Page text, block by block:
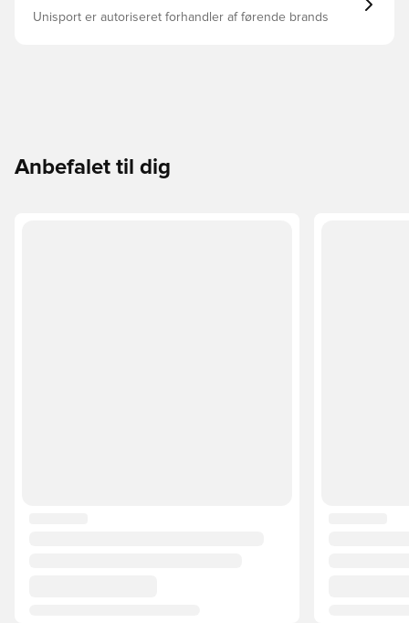
Unisport er autoriseret forhandler af førende brands
Anbefalet til dig